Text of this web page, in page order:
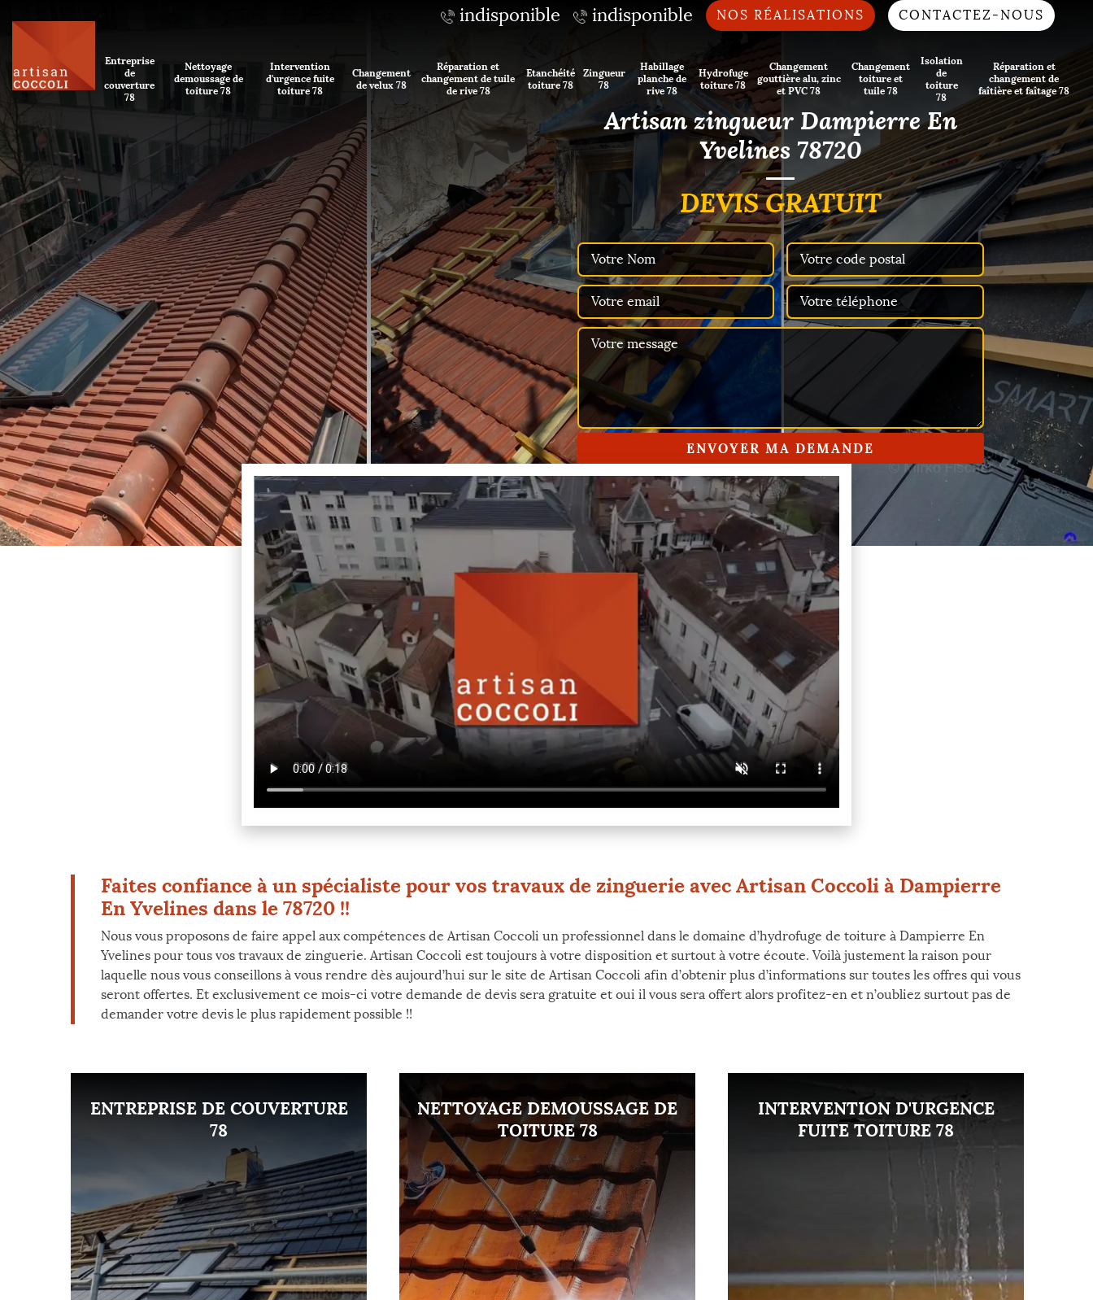
indisponible indisponible NOS RÉALISATIONS CONTACTEZ-NOUS
Entreprise
de
couverture
78
Nettoyage
demoussage de
toiture 78
Intervention
d'urgence fuite
toiture 78
Changement
de velux 78
Réparation et
changement de tuile
de rive 78
Etanchéité
toiture 78
Zingueur
78
Habillage
planche de
rive 78
Hydrofuge
toiture 78
Changement
gouttière alu, zinc
et PVC 78
Changement
toiture et
tuile 78
Isolation
de
toiture
78
Réparation et
changement de
faîtière et faîtage 78
Artisan zingueur Dampierre En
Yvelines 78720
DEVIS GRATUIT
Faites confiance à un spécialiste pour vos travaux de zinguerie avec Artisan Coccoli à Dampierre
En Yvelines dans le 78720 !!
Nous vous proposons de faire appel aux compétences de Artisan Coccoli un professionnel dans le domaine d’hydrofuge de toiture à Dampierre En
Yvelines pour tous vos travaux de zinguerie. Artisan Coccoli est toujours à votre disposition et surtout à votre écoute. Voilà justement la raison pour
laquelle nous vous conseillons à vous rendre dès aujourd’hui sur le site de Artisan Coccoli afin d’obtenir plus d’informations sur toutes les offres qui vous
seront offertes. Et exclusivement ce mois-ci votre demande de devis sera gratuite et oui il vous sera offert alors profitez-en et n’oubliez surtout pas de
demander votre devis le plus rapidement possible !!
ENTREPRISE DE COUVERTURE
78
NETTOYAGE DEMOUSSAGE DE
TOITURE 78
INTERVENTION D'URGENCE
FUITE TOITURE 78